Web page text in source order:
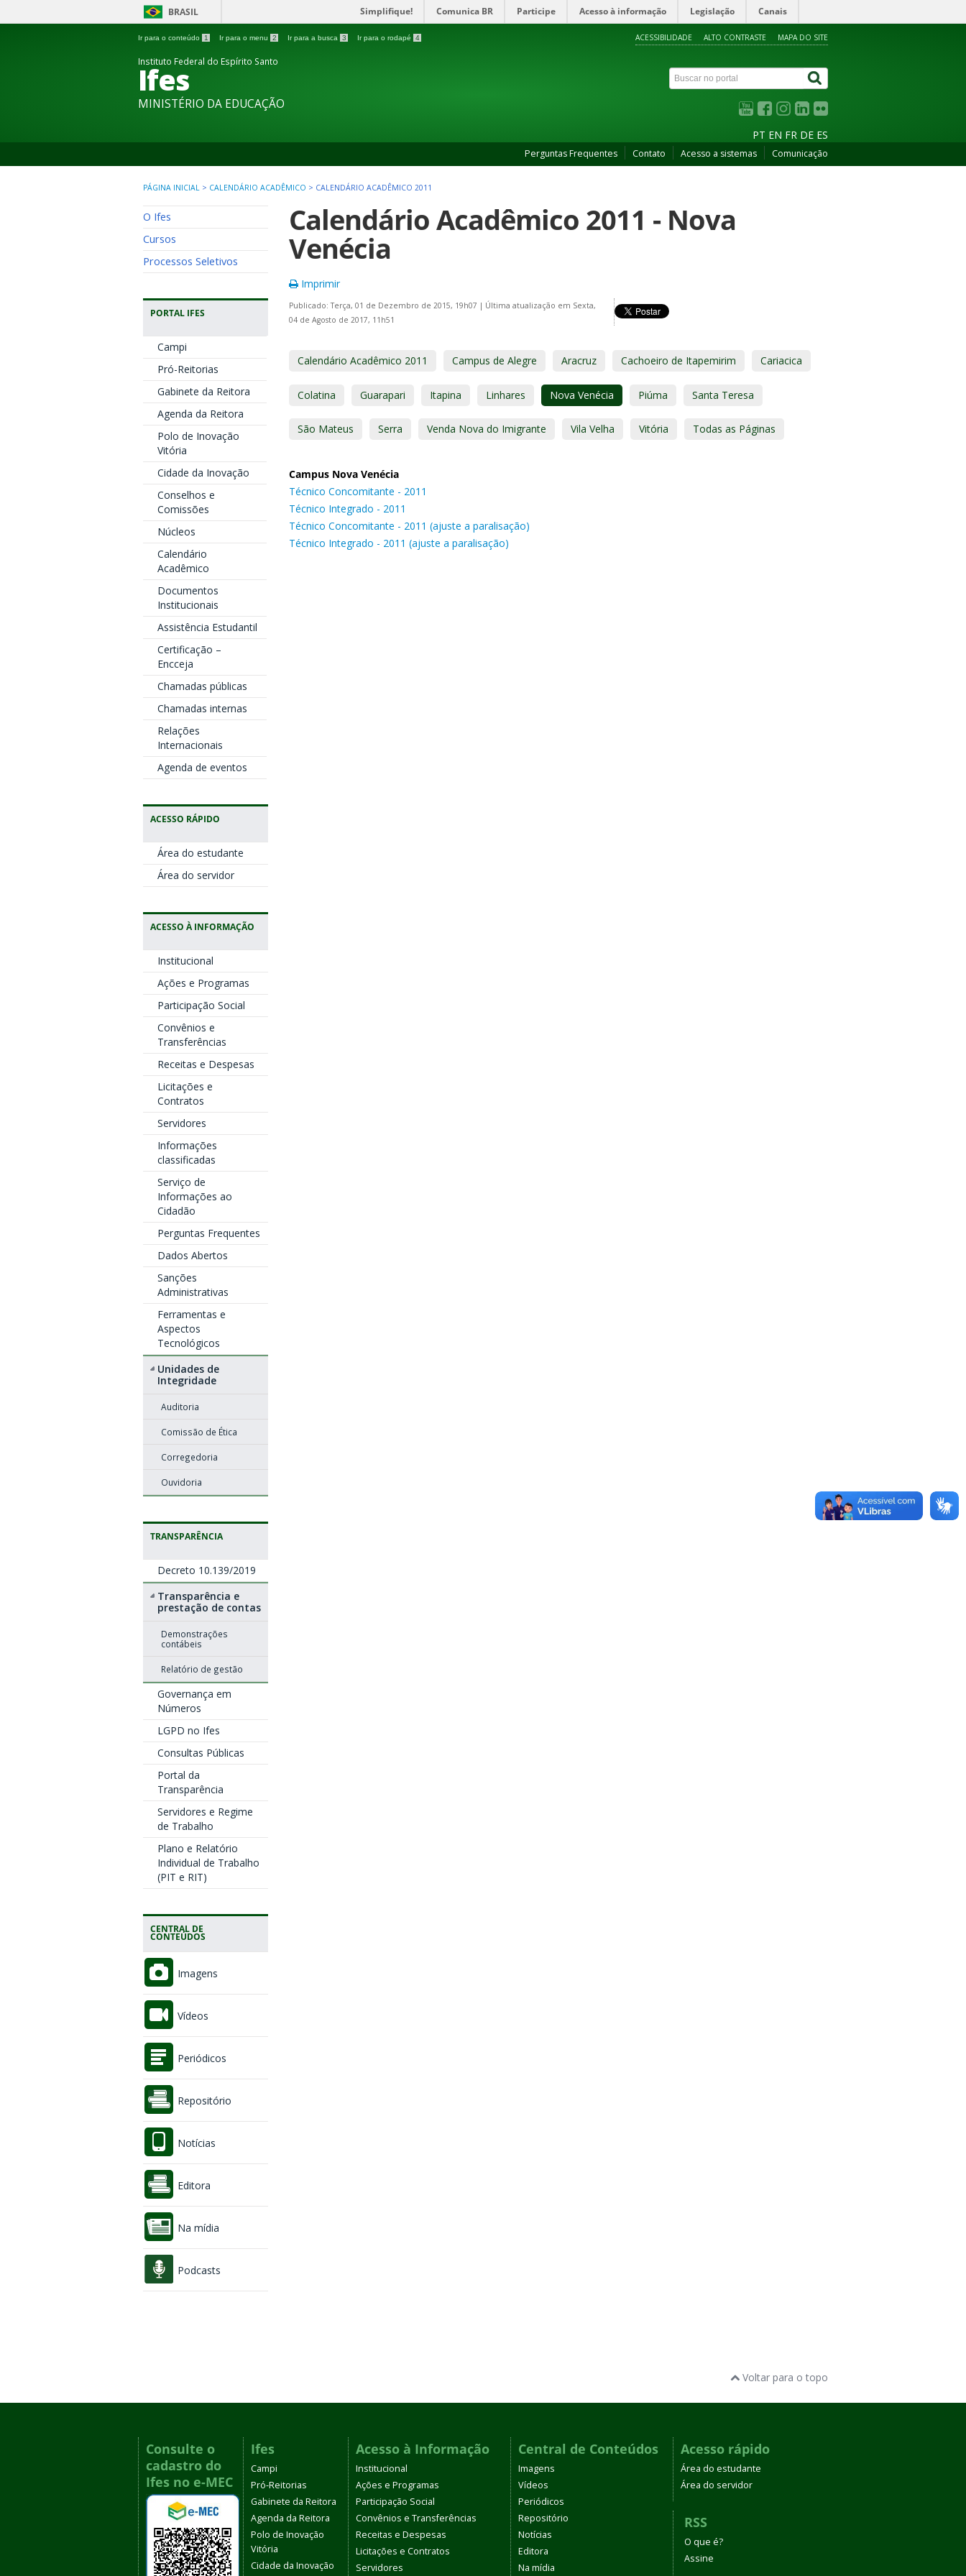
BRASIL Simplifique! Comunica BR Participe Acesso à informação Legislação Canais
Ir para o conteúdo 1 Ir para o menu 2 Ir para a busca 3 Ir para o rodapé 4 ACESSIBILIDADE ALTO CONTRASTE MAPA DO SITE
Instituto Federal do Espírito Santo
Ifes
MINISTÉRIO DA EDUCAÇÃO
PT EN FR DE ES
Perguntas Frequentes Contato Acesso a sistemas Comunicação
PÁGINA INICIAL > CALENDÁRIO ACADÊMICO > CALENDÁRIO ACADÊMICO 2011
O Ifes
Cursos
Processos Seletivos
PORTAL IFES
Campi
Pró-Reitorias
Gabinete da Reitora
Agenda da Reitora
Polo de Inovação
Vitória
Cidade da Inovação
Conselhos e
Comissões
Núcleos
Calendário
Acadêmico
Documentos
Institucionais
Assistência Estudantil
Certificação –
Encceja
Chamadas públicas
Chamadas internas
Relações
Internacionais
Agenda de eventos
ACESSO RÁPIDO
Área do estudante
Área do servidor
ACESSO À INFORMAÇÃO
Institucional
Ações e Programas
Participação Social
Convênios e
Transferências
Receitas e Despesas
Licitações e
Contratos
Servidores
Informações
classificadas
Serviço de
Informações ao
Cidadão
Perguntas Frequentes
Dados Abertos
Sanções
Administrativas
Ferramentas e
Aspectos
Tecnológicos
Unidades de
Integridade
Auditoria
Comissão de Ética
Corregedoria
Ouvidoria
TRANSPARÊNCIA
Decreto 10.139/2019
Transparência e
prestação de contas
Demonstrações
contábeis
Relatório de gestão
Governança em
Números
LGPD no Ifes
Consultas Públicas
Portal da
Transparência
Servidores e Regime
de Trabalho
Plano e Relatório
Individual de Trabalho
(PIT e RIT)
CENTRAL DE
CONTEÚDOS
Imagens
Vídeos
Periódicos
Repositório
Notícias
Editora
Na mídia
Podcasts
Calendário Acadêmico 2011 - Nova
Venécia
Imprimir
Publicado: Terça, 01 de Dezembro de 2015, 19h07 | Última atualização em Sexta,
04 de Agosto de 2017, 11h51
Calendário Acadêmico 2011 Campus de Alegre Aracruz Cachoeiro de Itapemirim Cariacica
Colatina Guarapari Itapina Linhares Nova Venécia Piúma Santa Teresa
São Mateus Serra Venda Nova do Imigrante Vila Velha Vitória Todas as Páginas
Campus Nova Venécia
Técnico Concomitante - 2011
Técnico Integrado - 2011
Técnico Concomitante - 2011 (ajuste a paralisação)
Técnico Integrado - 2011 (ajuste a paralisação)
Voltar para o topo
Consulte o
cadastro do
Ifes no e-MEC
Ifes
Campi
Pró-Reitorias
Gabinete da Reitora
Agenda da Reitora
Polo de Inovação
Vitória
Cidade da Inovação
Acesso à Informação
Institucional
Ações e Programas
Participação Social
Convênios e Transferências
Receitas e Despesas
Licitações e Contratos
Servidores
Central de Conteúdos
Imagens
Vídeos
Periódicos
Repositório
Notícias
Editora
Na mídia
Acesso rápido
Área do estudante
Área do servidor
RSS
O que é?
Assine